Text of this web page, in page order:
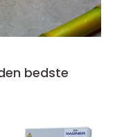
bedste